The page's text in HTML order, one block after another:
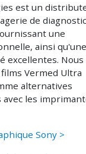
est un
de diagnostic
une
ainsi qu'une
excellentes. Nous
Vermed Ultra
alternatives
les
Sony >